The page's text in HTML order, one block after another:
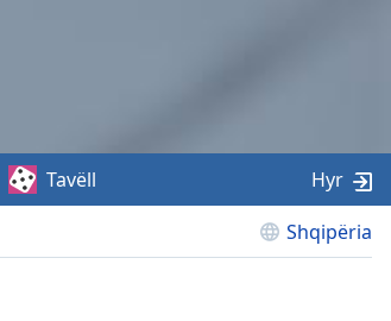
Shqipëria
Tavëll Hyr